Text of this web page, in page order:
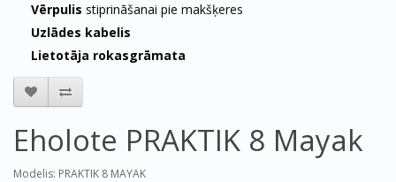
Vērpulis stiprināšanai pie makšķeres
Uzlādes kabelis
Lietotāja rokasgrāmata
Eholote PRAKTIK 8 Mayak
Modelis: PRAKTIK 8 MAYAK